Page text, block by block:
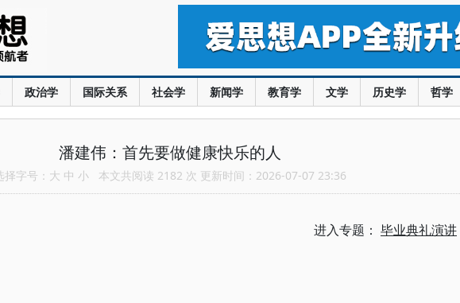
政治学 国际关系 社会学 新闻学 教育学 文学 历史学 哲学
潘建伟：首先要做健康快乐的人
择字号： 大 中 小 本文共阅读 2182 次 更新时间：2026-07-07 23:36
进入专题： 毕业典礼演讲